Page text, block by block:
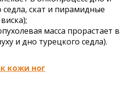
седла, скат и пирамидные
масса прорастает в
и дно турецкого седла).
кожи ног